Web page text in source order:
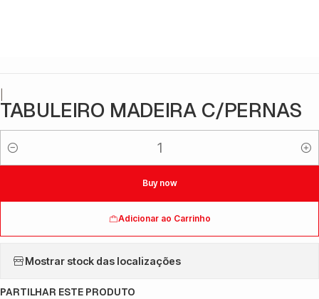
TABULEIRO MADEIRA C/PERNAS
Quantidade
Adicionar ao Carrinho
Buy now
Mostrar stock das localizações
PARTILHAR ESTE PRODUTO